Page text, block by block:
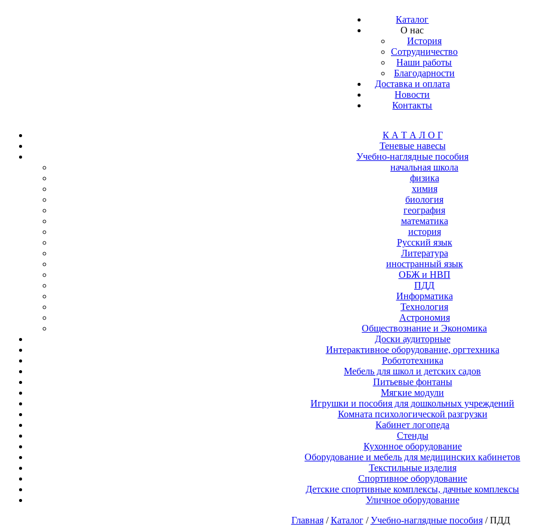
Каталог
О нас
История
Сотрудничество
Наши работы
Благодарности
Доставка и оплата
Новости
Контакты
К А Т А Л О Г
Теневые навесы
Учебно-наглядные пособия
начальная школа
физика
химия
биология
география
математика
история
Русский язык
Литература
иностранный язык
ОБЖ и НВП
ПДД
Информатика
Технология
Астрономия
Обществознание и Экономика
Доски аудиторные
Интерактивное оборудование, оргтехника
Робототехника
Мебель для школ и детских садов
Питьевые фонтаны
Мягкие модули
Игрушки и пособия для дошкольных учреждений
Комната психологической разгрузки
Кабинет логопеда
Стенды
Кухонное оборудование
Оборудование и мебель для медицинских кабинетов
Текстильные изделия
Спортивное оборудование
Детские спортивные комплексы, дачные комплексы
Уличное оборудование
Главная/Каталог/Учебно-наглядные пособия/ ПДД